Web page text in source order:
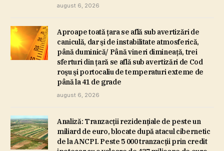
august 6, 2026
Aproape toată ţara se află sub avertizări de
caniculă, dar şi de instabilitate atmosferică,
până duminică/ Până vineri dimineaţă, trei
sferturi din ţară se află sub avertizări de Cod
roşu şi portocaliu de temperaturi exteme de
până la 41 de grade
august 6, 2026
Analiză: Tranzacţii rezidenţiale de peste un
miliard de euro, blocate după atacul cibernetic
de la ANCPI. Peste 5 000 tranzacţii prin credit